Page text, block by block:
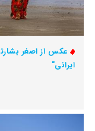
عکس از اصغر
ایرانی"